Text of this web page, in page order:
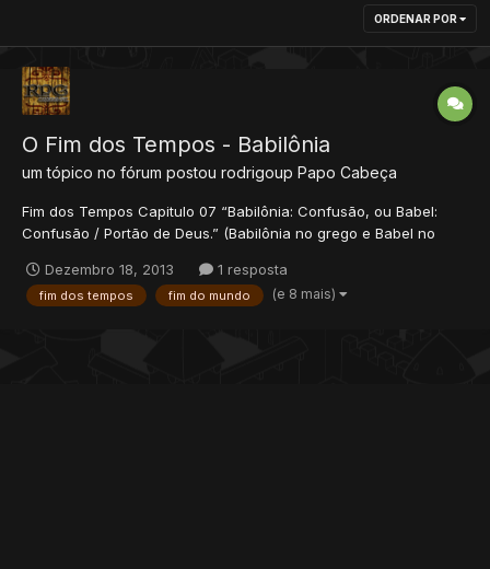
ORDENAR POR
O Fim dos Tempos - Babilônia
um tópico no fórum postou rodrigoup Papo Cabeça
Fim dos Tempos Capitulo 07 “Babilônia: Confusão, ou Babel:
Confusão / Portão de Deus.” (Babilônia no grego e Babel no
estabelecerá ali o seu império, tomando a Europa, o norte da
África e parte do oriente médio. Provavelment...
Dezembro 18, 2013 1 resposta
fim dos tempos fim do mundo (e 8 mais)